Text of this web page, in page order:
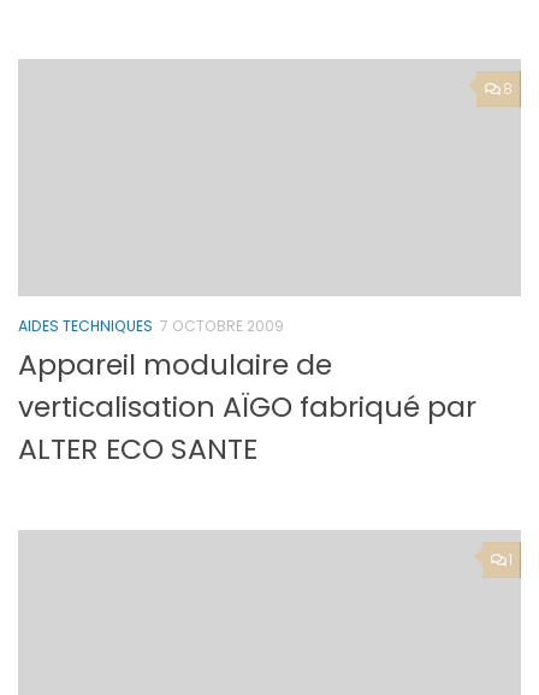
8
AIDES TECHNIQUES 7 OCTOBRE 2009
Appareil modulaire de
verticalisation AÏGO fabriqué par
ALTER ECO SANTE
1